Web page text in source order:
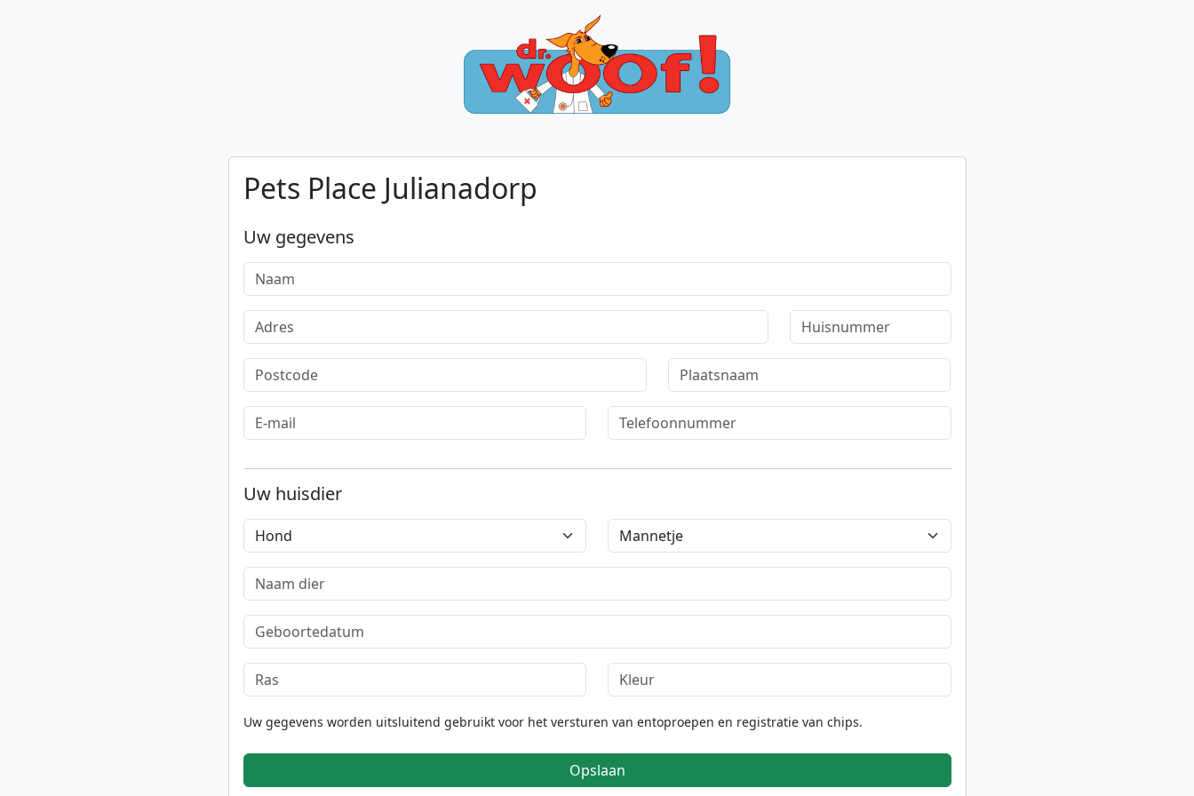
Pets Place Julianadorp
Uw gegevens
Uw huisdier
Uw gegevens worden uitsluitend gebruikt voor het versturen van entoproepen en registratie van chips.
Opslaan